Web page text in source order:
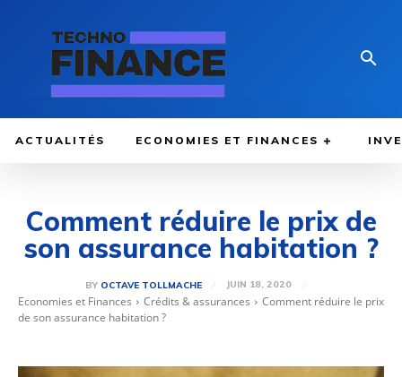
ACTUALITÉS ECONOMIES ET FINANCES
Comment réduire le prix de
son assurance habitation ?
BY OCTAVE TOLLMACHE JUIN 18, 2020
Economies et Finances Crédits & assurances
Comment réduire le prix
de son assurance habitation ?